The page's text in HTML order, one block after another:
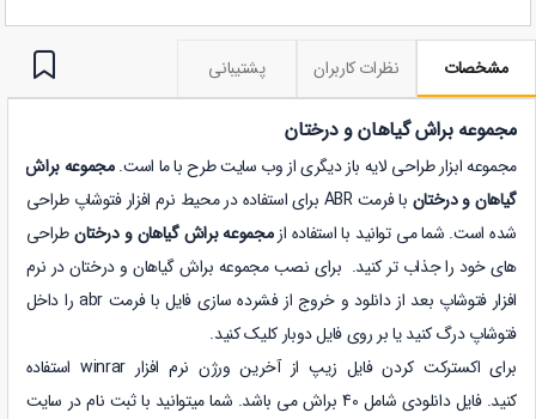
مشخصات نظرات کاربران پشتیبانی
مجموعه براش گیاهان و درختان
مجموعه ابزار طراحی لایه باز دیگری از وب سایت طرح با ما است.مجموعه براش
گیاهان و درختان
با فرمت ABR برای استفاده در محیط نرم افزار فتوشاپ طراحی
شده است. شما می توانید با استفاده ازمجموعه براش گیاهان و درختانطراحی
های خود را جذاب تر کنید. برای نصب مجموعه براش گیاهان و درختان در نرم
افزار فتوشاپ بعد از دانلود و خروج از فشرده سازی فایل با فرمت abr را داخل
فتوشاپ درگ کنید یا بر روی فایل دوبار کلیک کنید.
برای اکسترکت کردن فایل زیپ از آخرین ورژن نرم افزار winrar استفاده
کنید. فایل دانلودی شامل 40 براش می باشد. شما میتوانید با ثبت نام در سایت